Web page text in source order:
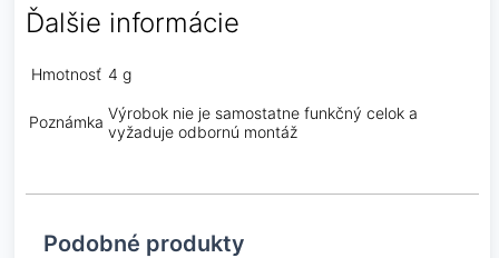
Ďalšie informácie
Hmotnosť 4 g
Poznámka Výrobok nie je samostatne funkčný celok a
vyžaduje odbornú montáž
Podobné produkty